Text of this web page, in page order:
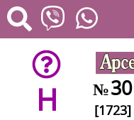
H №30
[1723]